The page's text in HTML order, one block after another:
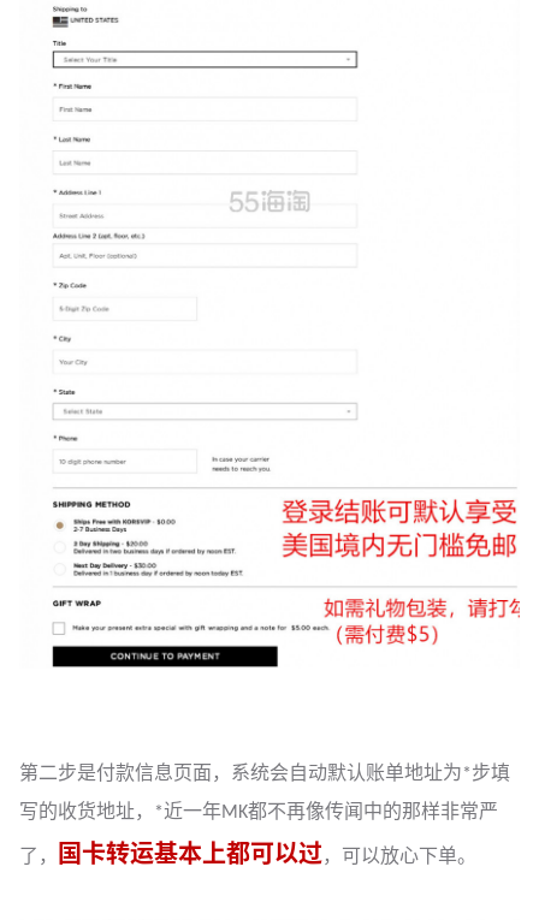
第二步是付款信息页面，系统会自动默认账单地址为*步填
写的收货地址，*近一年MK都不再像传闻中的那样非常严
了， 国卡转运基本上都可以过，可以放心下单。